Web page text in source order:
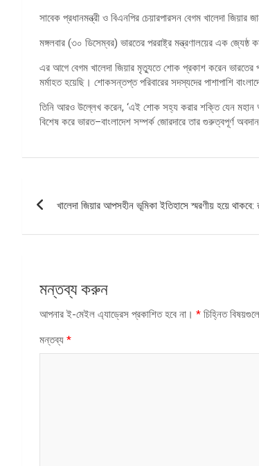
সাবেক প্রধানমন্ত্রী ও বিএনপির চেয়ারপারসন বেগম খালেদা
মঙ্গলবার (৩০ ডিসেম্বর) ভারতের পররাষ্ট্র মন্ত্রণালয়ের এক জ্যেষ্ঠ
এর আগে বেগম খালেদা জিয়ার মৃত্যুতে শোক প্রকাশ করেন ভারতের
মর্মাহত হয়েছি। শোকসন্তপ্ত পরিবারের সদস্যদের পাশাপাশি
তিনি আরও উল্লেখ করেন, ‘এই শোক সহ্য করার শক্তি যেন মহান
বিশেষ করে ভারত–বাংলাদেশ সম্পর্ক জোরদারে তার গুরুত্বপূর্ণ
খালেদা জিয়ার আপসহীন ভূমিকা ইতিহাসে স্মরণীয় হয়ে থাকবে:
মন্তব্য করুন
আপনার ই-মেইল এ্যাড্রেস প্রকাশিত হবে না। * চিহ্নিত
মন্তব্য *